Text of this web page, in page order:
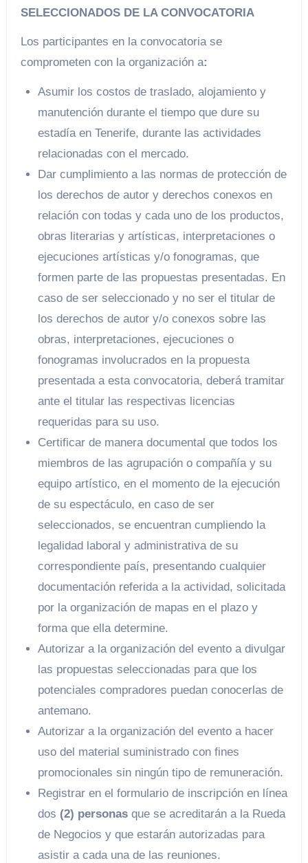
SELECCIONADOS DE LA CONVOCATORIA
Los participantes en la convocatoria se
comprometen con la organización a:
Asumir los costos de traslado, alojamiento y
manutención durante el tiempo que dure su
estadía en Tenerife, durante las actividades
relacionadas con el mercado.
Dar cumplimiento a las normas de protección de
los derechos de autor y derechos conexos en
relación con todas y cada uno de los productos,
obras literarias y artísticas, interpretaciones o
ejecuciones artísticas y/o fonogramas, que
formen parte de las propuestas presentadas. En
caso de ser seleccionado y no ser el titular de
los derechos de autor y/o conexos sobre las
obras, interpretaciones, ejecuciones o
fonogramas involucrados en la propuesta
presentada a esta convocatoria, deberá tramitar
ante el titular las respectivas licencias
requeridas para su uso.
Certificar de manera documental que todos los
miembros de las agrupación o compañía y su
equipo artístico, en el momento de la ejecución
de su espectáculo, en caso de ser
seleccionados, se encuentran cumpliendo la
legalidad laboral y administrativa de su
correspondiente país, presentando cualquier
documentación referida a la actividad, solicitada
por la organización de mapas en el plazo y
forma que ella determine.
Autorizar a la organización del evento a divulgar
las propuestas seleccionadas para que los
potenciales compradores puedan conocerlas de
antemano.
Autorizar a la organización del evento a hacer
uso del material suministrado con fines
promocionales sin ningún tipo de remuneración.
Registrar en el formulario de inscripción en línea
dos (2) personas que se acreditarán a la Rueda
de Negocios y que estarán autorizadas para
asistir a cada una de las reuniones.